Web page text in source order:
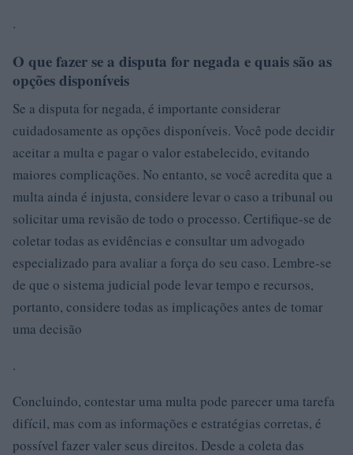
.
O que fazer se a disputa for negada e quais são as
opções disponíveis
Se a disputa for negada, é importante considerar
cuidadosamente as opções disponíveis. Você pode decidir
aceitar a multa e pagar o valor estabelecido, evitando
maiores complicações. No entanto, se você acredita que a
multa ainda é injusta, considere levar o caso a tribunal ou
solicitar uma revisão de todo o processo. Certifique-se de
coletar todas as evidências e consultar um advogado
especializado para avaliar a força do seu caso. Lembre-se
de que o sistema judicial pode levar tempo e recursos,
portanto, considere todas as implicações antes de tomar
uma decisão
.
Concluindo, contestar uma multa pode parecer uma tarefa
difícil, mas com as informações e estratégias corretas, é
possível fazer valer seus direitos. Desde a coleta das